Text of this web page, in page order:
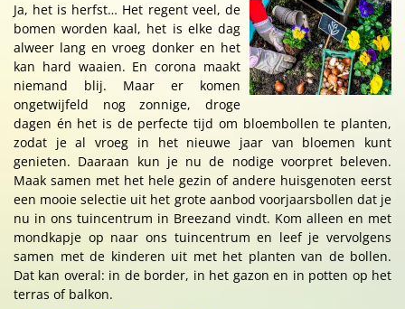
Ja, het is herfst… Het regent veel, de
bomen worden kaal, het is elke dag
alweer lang en vroeg donker en het
kan hard waaien. En corona maakt
niemand blij. Maar er komen
ongetwijfeld nog zonnige, droge
dagen én het is de perfecte tijd om bloembollen te planten,
zodat je al vroeg in het nieuwe jaar van bloemen kunt
genieten. Daaraan kun je nu de nodige voorpret beleven.
Maak samen met het hele gezin of andere huisgenoten eerst
een mooie selectie uit het grote aanbod voorjaarsbollen dat je
nu in ons tuincentrum in Breezand vindt. Kom alleen en met
mondkapje op naar ons tuincentrum en leef je vervolgens
samen met de kinderen uit met het planten van de bollen.
Dat kan overal: in de border, in het gazon en in potten op het
terras of balkon.